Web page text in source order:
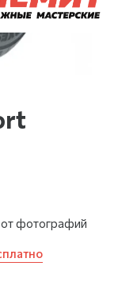
фотографий